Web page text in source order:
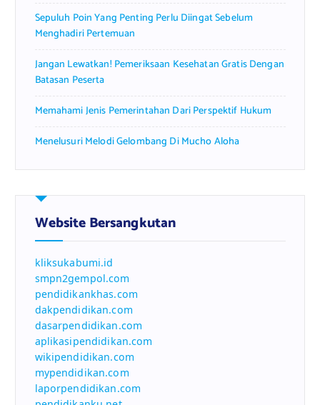
Sepuluh Poin Yang Penting Perlu Diingat Sebelum
Menghadiri Pertemuan
Jangan Lewatkan! Pemeriksaan Kesehatan Gratis Dengan
Batasan Peserta
Memahami Jenis Pemerintahan Dari Perspektif Hukum
Menelusuri Melodi Gelombang Di Mucho Aloha
Website Bersangkutan
kliksukabumi.id
smpn2gempol.com
pendidikankhas.com
dakpendidikan.com
dasarpendidikan.com
aplikasipendidikan.com
wikipendidikan.com
mypendidikan.com
laporpendidikan.com